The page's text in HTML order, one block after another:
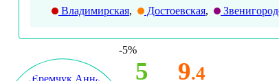
Владимирская, Достоевская,
-5%
5 9.4